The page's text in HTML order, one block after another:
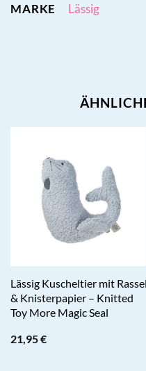
MARKE Lässig
Lässig Kuscheltier mit Rassel
& Knisterpapier – Knitted
Toy More Magic Seal
21,95€